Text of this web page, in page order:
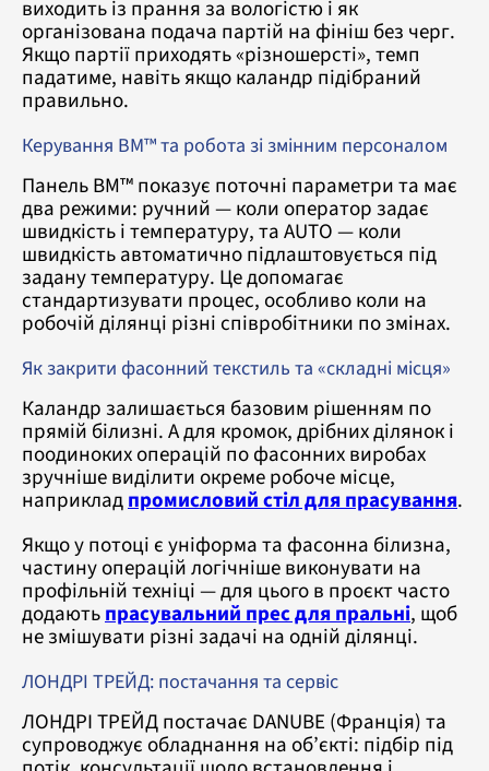
виходить із прання за вологістю і як
організована подача партій на фініш без черг.
Якщо партії приходять «різношерсті», темп
падатиме, навіть якщо каландр підібраний
правильно.
Керування BM™ та робота зі змінним персоналом
Панель BM™ показує поточні параметри та має
два режими: ручний — коли оператор задає
швидкість і температуру, та AUTO — коли
швидкість автоматично підлаштовується під
задану температуру. Це допомагає
стандартизувати процес, особливо коли на
робочій ділянці різні співробітники по змінах.
Як закрити фасонний текстиль та «складні місця»
Каландр залишається базовим рішенням по
прямій білизні. А для кромок, дрібних ділянок і
поодиноких операцій по фасонних виробах
зручніше виділити окреме робоче місце,
наприкладпромисловий стіл для прасування.
Якщо у потоці є уніформа та фасонна білизна,
частину операцій логічніше виконувати на
профільній техніці — для цього в проєкт часто
додаютьпрасувальний прес для пральні, щоб
не змішувати різні задачі на одній ділянці.
ЛОНДРІ ТРЕЙД: постачання та сервіс
ЛОНДРІ ТРЕЙД постачає DANUBE (Франція) та
супроводжує обладнання на об’єкті: підбір під